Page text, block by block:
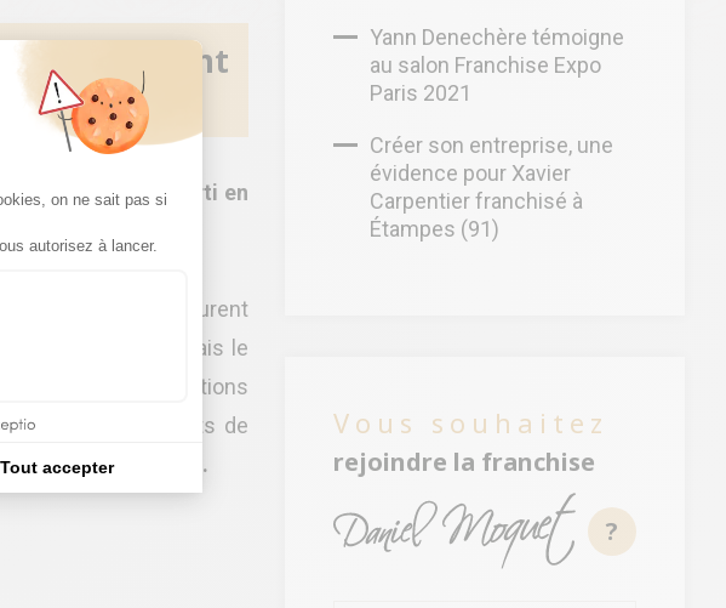
: Personnalisez vos Options
on ne sait pas si
autorisez à lancer.
Tout accepter
et comment
accepté et suis parti en
par Laurent
ajustements, mais le
avec des améliorations
des supports de
des franchisés.
Yann Denechère témoigne
au salon Franchise Expo
Paris 2021
Créer son entreprise, une
évidence pour Xavier
Carpentier franchisé à
Étampes (91)
Vous souhaitez
rejoindre la franchise
?